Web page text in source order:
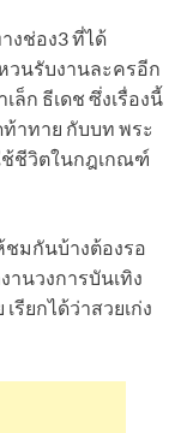
งช่อง3 ที่ได้
วนรับงานละครอีก
ล็ก ธีเดช ซึ่งเรื่องนี้
าทาย กับบท พระ
ชีวิตในกฎเกณฑ์
ชมกันบ้างต้องรอ
านวงการบันเทิง
รียกได้ว่าสวยเก่ง